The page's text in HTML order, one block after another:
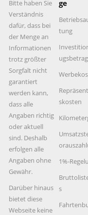
Bitte haben Sie
Verständnis
dafür, dass bei
der Menge an
Informationen
trotz größter
Sorgfalt nicht
garantiert
werden kann,
dass alle
Angaben richtig
oder aktuell
sind. Deshalb
erfolgen alle
Angaben ohne
Gewähr.
Darüber hinaus
bietet diese
Webseite keine
ge
tung
ugsbetrag
skosten
1%-
s